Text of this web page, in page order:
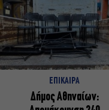
ΕΠΙΚΑΙΡΑ
Δήμος Αθηναίων: